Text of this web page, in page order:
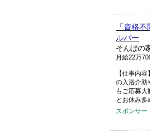
「資格
ルパー
そんぽの
月給22万
【仕事内
の入浴介助
もご応募
とお休み
スポンサー